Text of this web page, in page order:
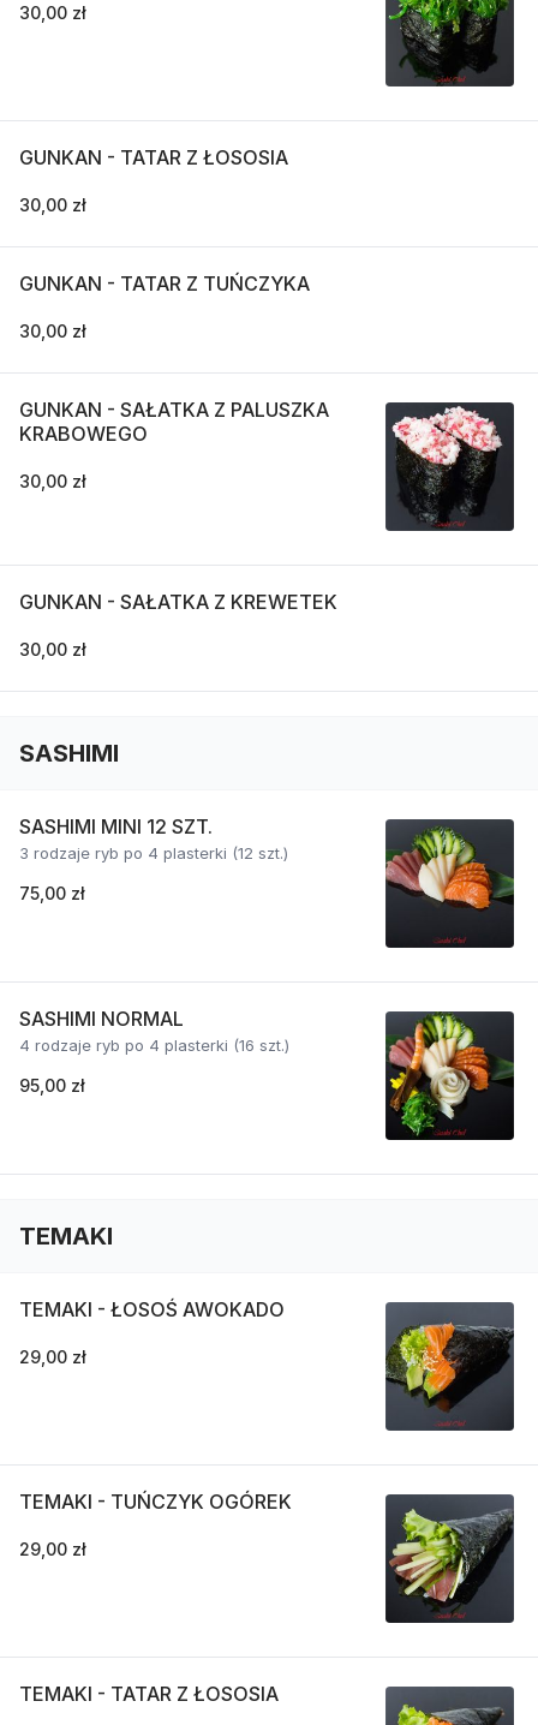
30,00 zł
GUNKAN - TATAR Z ŁOSOSIA
30,00 zł
GUNKAN - TATAR Z TUŃCZYKA
30,00 zł
GUNKAN - SAŁATKA Z PALUSZKA
KRABOWEGO
30,00 zł
GUNKAN - SAŁATKA Z KREWETEK
30,00 zł
SASHIMI
SASHIMI MINI 12 SZT.
3 rodzaje ryb po 4 plasterki (12 szt.)
75,00 zł
SASHIMI NORMAL
4 rodzaje ryb po 4 plasterki (16 szt.)
95,00 zł
TEMAKI
TEMAKI - ŁOSOŚ AWOKADO
29,00 zł
TEMAKI - TUŃCZYK OGÓREK
29,00 zł
TEMAKI - TATAR Z ŁOSOSIA